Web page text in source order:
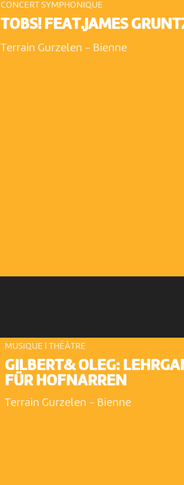
CONCERT SYMPHONIQUE
TOBS! FEAT.JAMES
Terrain Gurzelen - Bienne
MUSIQUE | THÉÂTRE
GILBERT& OLEG:
FÜR HOFNARREN
Terrain Gurzelen - Bienne